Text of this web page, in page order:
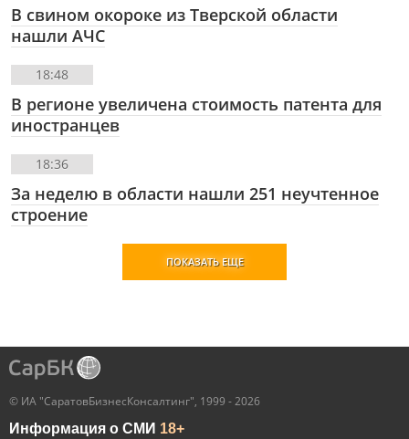
В свином окороке из Тверской области
нашли АЧС
18:48
В регионе увеличена стоимость патента для
иностранцев
18:36
За неделю в области нашли 251 неучтенное
строение
ПОКАЗАТЬ ЕЩЕ
© ИА "СаратовБизнесКонсалтинг", 1999 - 2026
Информация о СМИ 18+